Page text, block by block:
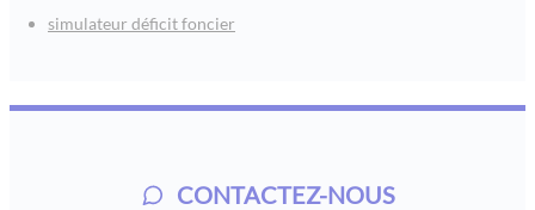
simulateur déficit foncier
CONTACTEZ-NOUS